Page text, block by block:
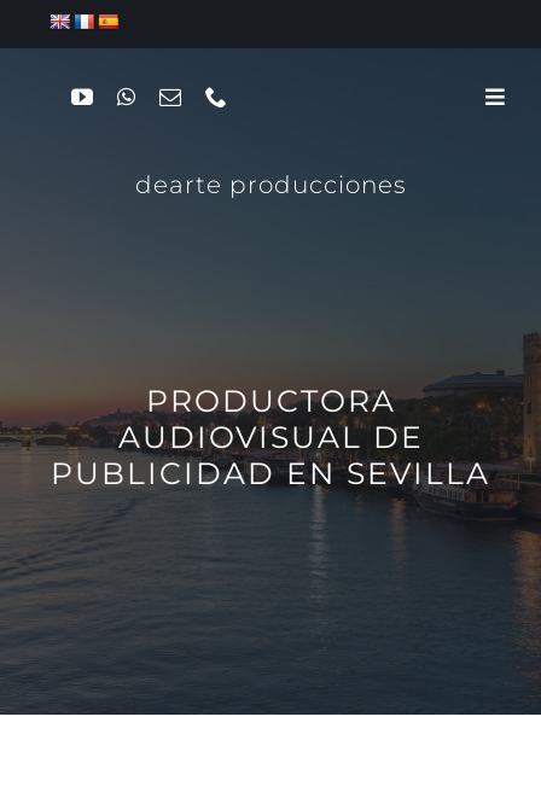
Saltar
al
contenido
dearte producciones
PRODUCTORA
AUDIOVISUAL DE
PUBLICIDAD EN SEVILLA